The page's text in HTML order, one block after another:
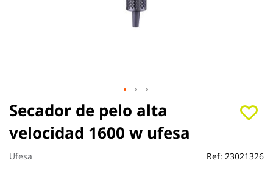
Secador de pelo alta
velocidad 1600 w ufesa
Ufesa Ref: 23021326
Saltar
al
comienzo
de
la